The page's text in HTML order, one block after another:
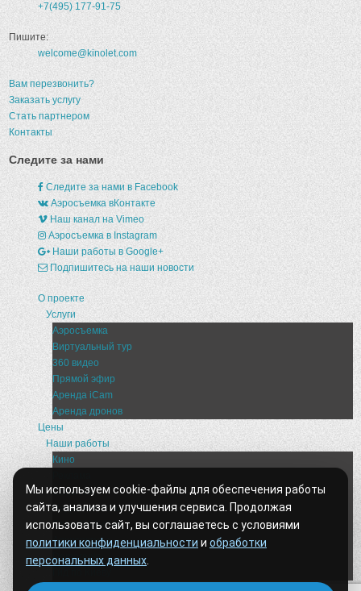
+7(495) 177-91-75
Пишите:
welcome@kinolet.com
Вам перезвонить?
Заказать услугу
Стать партнером
Контакты
Следите за нами
Следите за нами в Facebook
Аэросъемка вКонтакте
Наш канал на Vimeo
Аэросъемка в Instagram
Наши работы в Google+
Подпишитесь на наши новости
О проекте
Услуги
Аэросъемка
Виртуальный тур
360 видео
Прямой эфир
Аренда iCam
Аренда дронов
Цены
Наши работы
Кино
События
Недвижимость
Строительство
Архитектура
Demoreels
Мы используем cookie-файлы для обеспечения работы
сайта, анализа и улучшения сервиса. Продолжая
использовать сайт, вы соглашаетесь с условиями
политики конфиденциальности и обработки
персональных данных